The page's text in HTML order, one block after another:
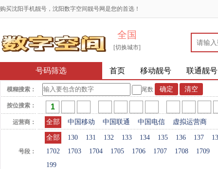
购买沈阳手机靓号，沈阳数字空间靓号网是您的首选！
全国
[切换城市]
号码筛选 首页 移动靓号 联通靓号
模糊搜索： 尾数
按位搜索：
运营商： 全部 中国移动 中国联通 中国电信 虚拟运营商
号段：
全部 130 131 132 133 134 135 136 137
1702
1703 1704 1705 1706 1707 1708 1709
199